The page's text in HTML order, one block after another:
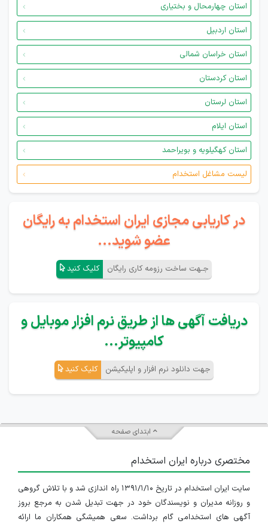
استان چهارمحال و بختیاری
استان اردبیل
استان خراسان شمالی
استان کردستان
استان لرستان
استان ایلام
استان کهگیلویه و بویراحمد
لیست مشاغل استخدام
در کاریابی مجازی ایران استخدام به رایگان
عضو شوید...
جـهت ساخت رزومه کاری رایگان کلیک کنید
دریافت آگهی ها از طریق نرم افزار موبایل و
کامپیوتر...
جهت دانلود نرم افزار و اپلیکیشن کلیک کنید
ابتدای صفحه
مختصری درباره ایران استخدام
سایت ایران استخدام در تاریخ ۱۳۹۱/۱/۱۰ راه اندازی شد و با تلاش گروهی
و روزانه مدیران و نویسندگان خود در جهت تبدیل شدن به مرجع بروز
آگهی های استخدامی گام برداشت. سعی همیشگی همکاران ما ارائه